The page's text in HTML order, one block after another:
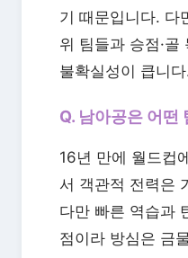
기 때문입니다. 다
위 팀들과 승점·골
불확실성이 큽니
Q. 남아공은 어떤
16년 만에 월드컵
서 객관적 전력은
다만 빠른 역습과
점이라 방심은 금